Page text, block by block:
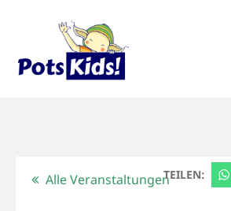
TEILEN:
Alle Veranstaltungen